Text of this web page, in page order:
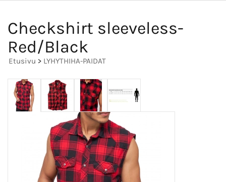
Checkshirt sleeveless-
Red/Black
Etusivu > LYHYTHIHA-PAIDAT